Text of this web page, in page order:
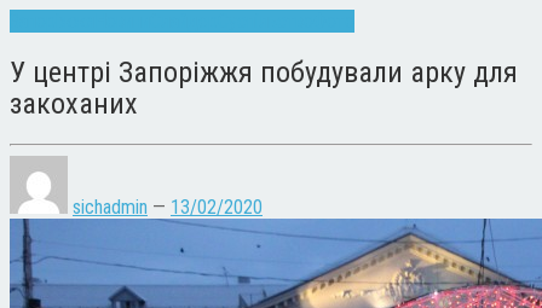
У центрі Запоріжжя побудували арку для
закоханих
sichadmin — 13/02/2020